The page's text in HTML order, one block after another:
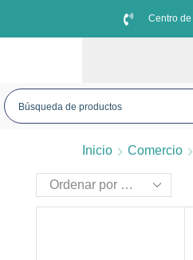
Centro
Inicio Comercio